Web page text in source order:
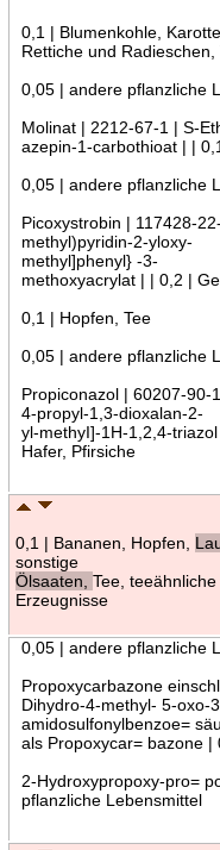
0,1 | Blumenkohle,
Rettiche und Radieschen,
0,05 | andere pflanzliche
Molinat | 2212-67-1 | S-
azepin-1-carbothioat | |
0,05 | andere pflanzliche
Picoxystrobin | 117428-
methyl)pyridin-2-yloxy-
methyl]phenyl} -3-
methoxyacrylat | | 0,2 |
0,1 | Hopfen, Tee
0,05 | andere pflanzliche
Propiconazol | 60207-90-
4-propyl-1,3-dioxalan-2-
yl-methyI]-1H-1,2,4-
Hafer, Pfirsiche
0,1 | Bananen, Hopfen,
sonstige
Ölsaaten, Tee, teeähnliche
Erzeugnisse
0,05 | andere pflanzliche
Propoxycarbazone
Dihydro-4-methyl- 5-oxo-
amidosulfonylbenzoe=
als Propoxycar= bazone |
2-Hydroxypropoxy-pro=
pflanzliche Lebensmittel